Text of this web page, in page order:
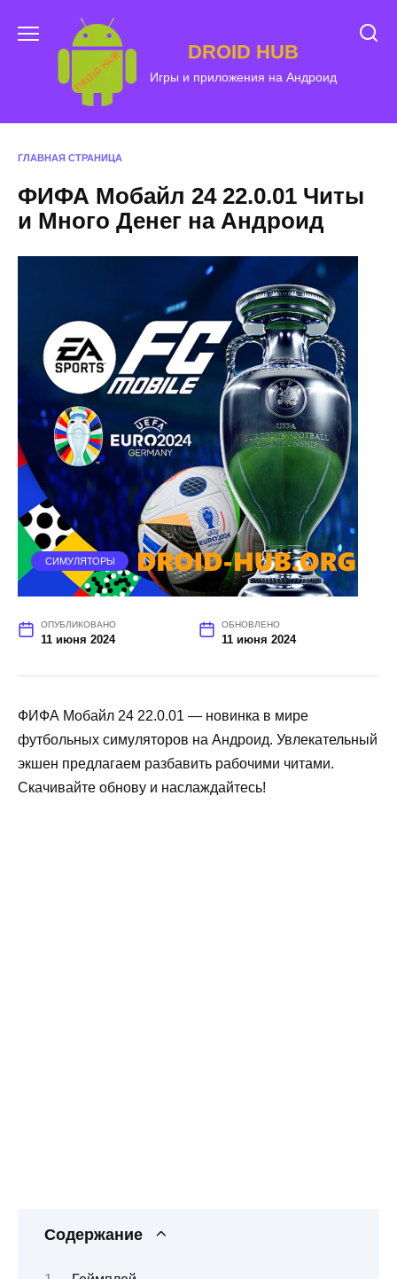
содержанию
DROID HUB
Игры и приложения на Андроид
ГЛАВНАЯ СТРАНИЦА
ФИФА Мобайл 24 22.0.01 Читы
и Много Денег на Андроид
СИМУЛЯТОРЫ
ОПУБЛИКОВАНО
11 июня 2024
ОБНОВЛЕНО
11 июня 2024
ФИФА Мобайл 24 22.0.01 — новинка в мире
футбольных симуляторов на Андроид. Увлекательный
экшен предлагаем разбавить рабочими читами.
Скачивайте обнову и наслаждайтесь!
Содержание